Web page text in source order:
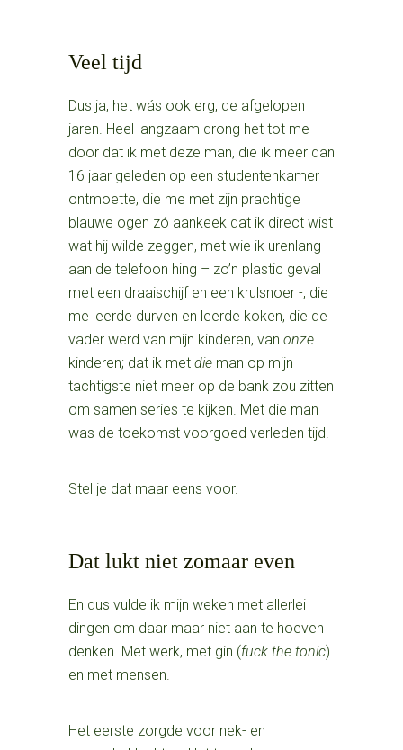
Veel tijd
Dus ja, het wás ook erg, de afgelopen
jaren. Heel langzaam drong het tot me
door dat ik met deze man, die ik meer dan
16 jaar geleden op een studentenkamer
ontmoette, die me met zijn prachtige
blauwe ogen zó aankeek dat ik direct wist
wat hij wilde zeggen, met wie ik urenlang
aan de telefoon hing – zo’n plastic geval
met een draaischijf en een krulsnoer -, die
me leerde durven en leerde koken, die de
vader werd van mijn kinderen, van onze
kinderen; dat ik met die man op mijn
tachtigste niet meer op de bank zou zitten
om samen series te kijken. Met die man
was de toekomst voorgoed verleden tijd.
Stel je dat maar eens voor.
Dat lukt niet zomaar even
En dus vulde ik mijn weken met allerlei
dingen om daar maar niet aan te hoeven
denken. Met werk, met gin (fuck the tonic)
en met mensen.
Het eerste zorgde voor nek- en